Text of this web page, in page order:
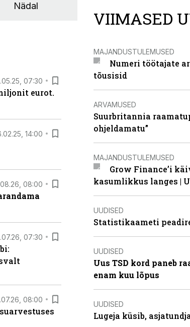
Nädal
07:30
eurot.
14:00
08:00
07:30
08:00
VIIMASED
MAJANDUSTULEMUSED
Numeri töötajate
tõusisid
ARVAMUSED
Suurbritannia
ohjeldamatu”
MAJANDUSTULEMUSED
Grow Finance’i
kasumlikkus langes |
UUDISED
Statistikaameti
UUDISED
Uus TSD kord paneb
enam kuu lõpus
UUDISED
Lugeja küsib,